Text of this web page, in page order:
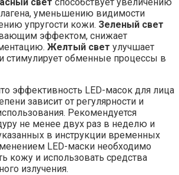
уменьшению видимости
упругости кожи. Зеленый свет
эффектом, снижает
Желтый свет улучшает
стимулирует обменные процессы в
эффективность LED-масок для лица
зависит от регулярности и
Рекомендуется
не менее двух раз в неделю и
в инструкции временных
LED-маски необходимо
кожу и использовать средства
излучения.